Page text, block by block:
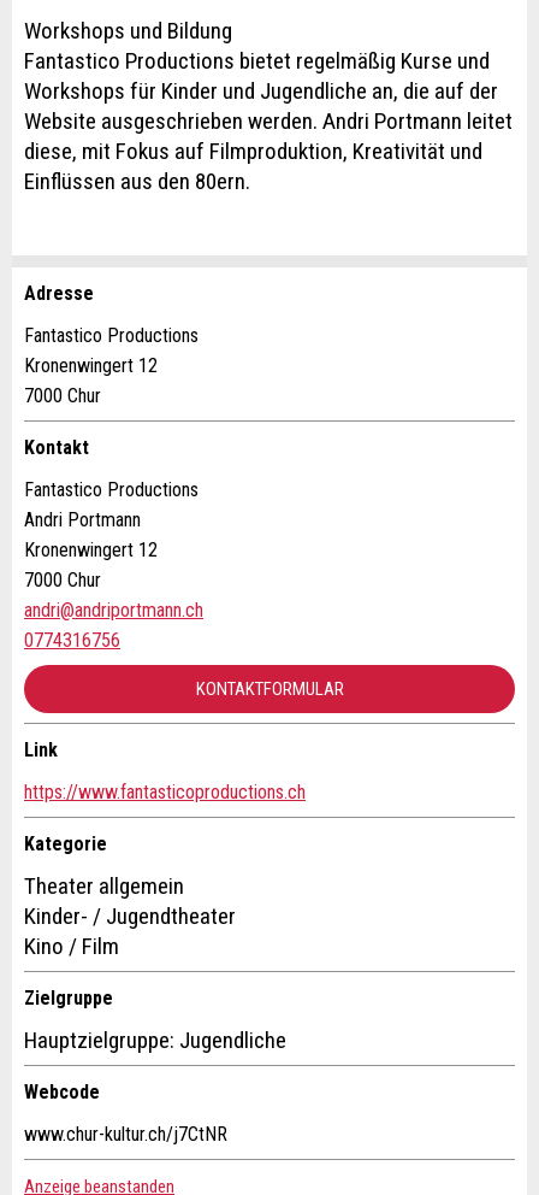
Workshops und Bildung
Fantastico Productions bietet regelmäßig Kurse und
Workshops für Kinder und Jugendliche an, die auf der
Website ausgeschrieben werden. Andri Portmann leitet
diese, mit Fokus auf Filmproduktion, Kreativität und
Einflüssen aus den 80ern.
Anzeige beanstanden
Ihr Feedback wird sehr geschätzt!
Allgemeines Feedback
Anzeige nicht mehr gültig
Anzeige unvollständig
* Eingabe erforderlich
Zur Qualitätssicherung wird eine Kopie der E-Mail an
guidle übermittelt.
NACHRICHT SENDEN
Schliessen
Anzeige weiterempfehlen
Empfehlen Sie diese Anzeige an Freunde weiter.
* Eingabe erforderlich
Adresse
Fantastico Productions
Kronenwingert 12
7000 Chur
Kontakt
Fantastico Productions
Andri Portmann
Kronenwingert 12
7000 Chur
andri@andriportmann.ch
0774316756
KONTAKTFORMULAR
Kontakt
Verfassen Sie eine Nachricht für die Kontaktpersonen dieser
Adresse
Link
https://www.fantasticoproductions.ch
Kategorie
Theater allgemein
Kinder- / Jugendtheater
Kino / Film
Zielgruppe
Hauptzielgruppe: Jugendliche
Webcode
www.chur-kultur.ch/j7CtNR
Anzeige beanstanden